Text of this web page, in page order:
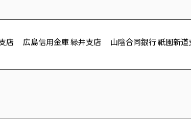
店 広島信用金庫 緑井支店 山陰合同銀行 祇園新道